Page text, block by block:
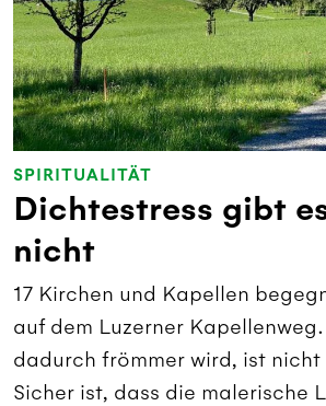
SPIRITUALITÄT
Dichtestress gibt
nicht
17 Kirchen und Kapellen
auf dem Luzerner
dadurch frömmer wird, ist nicht
Sicher ist, dass die malerische